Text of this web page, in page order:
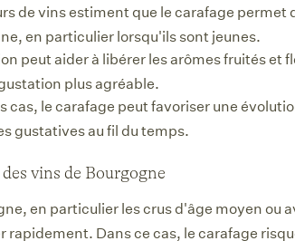
de vins estiment que le carafage permet
en particulier lorsqu'ils sont jeunes.
peut aider à libérer les arômes fruités et
plus agréable.
cas, le carafage peut favoriser une
gustatives au fil du temps.
vins de Bourgogne
en particulier les crus d'âge moyen ou
Dans ce cas, le carafage